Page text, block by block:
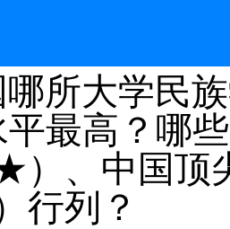
哪所大学民
平最高？哪
）、中国顶
行列？